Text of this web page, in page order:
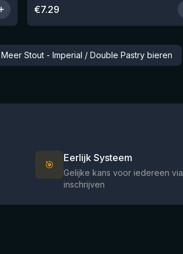
€7.29
Meer Stout - Imperial / Double Pastry bieren
🎯
Eerlijk Systeem
Gelijke kans voor iedereen via
inschrijven